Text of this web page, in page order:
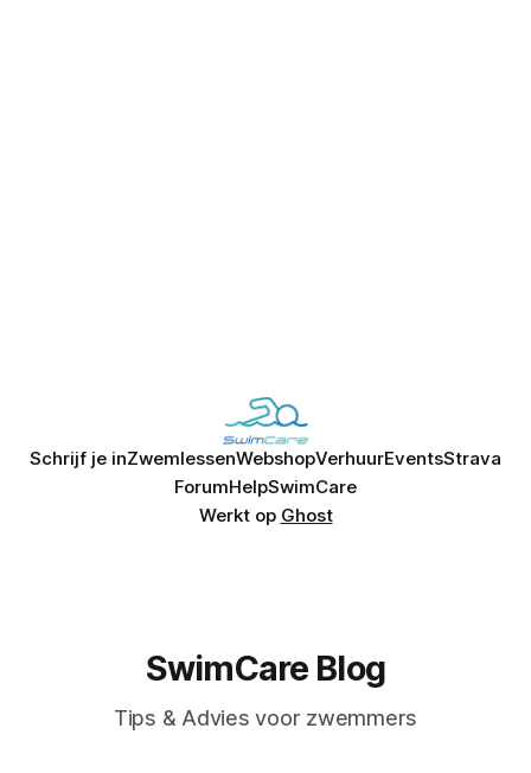
Schrijf je inZwemlessenWebshopVerhuurEventsStrava
ForumHelpSwimCare
Werkt op Ghost
SwimCare Blog
Tips & Advies voor zwemmers